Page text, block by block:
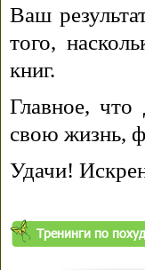
Ваш
того,
книг.
Главное,
свою жизнь,
Удачи!
Тренинги по